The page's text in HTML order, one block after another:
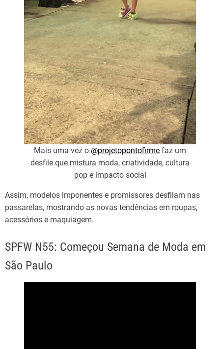
Mais uma vez o @projetopontofirme faz um
desfile que mistura moda, criatividade, cultura
pop e impacto social
Assim, modelos imponentes e promissores desfilam nas
passarelas, mostrando as novas tendências em roupas,
acessórios e maquiagem.
SPFW N55: Começou Semana de Moda em
São Paulo